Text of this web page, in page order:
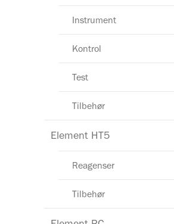
Instrument
Kontrol
Test
Tilbehør
Element HT5
Reagenser
Tilbehør